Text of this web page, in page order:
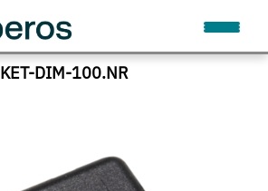
KET-DIM-100.NR